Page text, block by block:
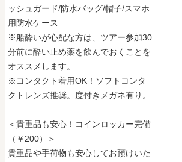
ッシュガード/防水バッグ/帽子/スマホ
用防水ケース
※船酔いが心配な方は、ツアー参加30
分前に酔い止め薬を飲んでおくことを
オススメします。
※コンタクト着用OK！ソフトコンタ
クトレンズ推奨。度付きメガネ有り。
＜貴重品も安心！コインロッカー完備
（￥200）＞
貴重品や手荷物も安心してお預けいた